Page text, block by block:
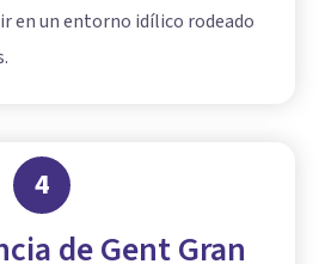
en un entorno idílico rodeado
4
de Gent Gran